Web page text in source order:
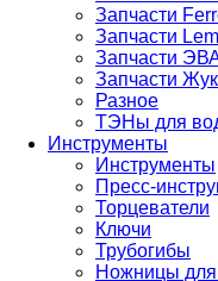
Запчасти
Запчасти
Запчасти
Запчасти
Разное
ТЭНы для
Инструменты
Инструменты
Пресс-
Торцеватели
Ключи
Трубогибы
Ножницы для